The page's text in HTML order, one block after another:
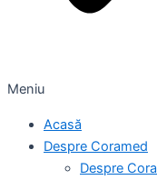
Meniu
Acasă
Despre Coramed
Despre